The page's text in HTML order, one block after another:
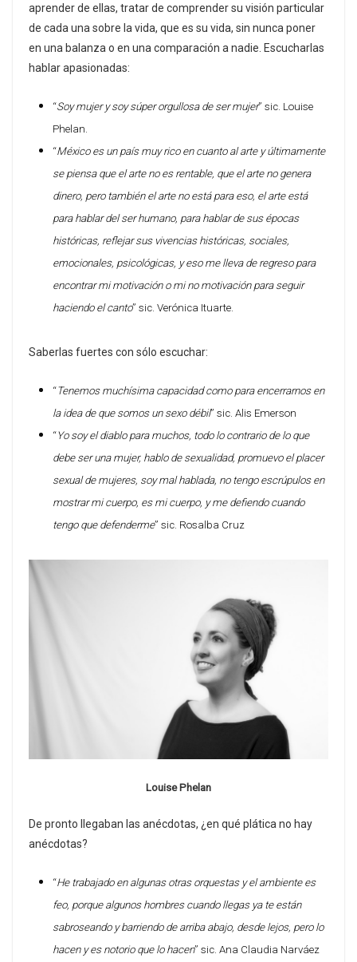
aprender de ellas, tratar de comprender su visión particular
de cada una sobre la vida, que es su vida, sin nunca poner
en una balanza o en una comparación a nadie. Escucharlas
hablar apasionadas:
“Soy mujer y soy súper orgullosa de ser mujer” sic. Louise
Phelan.
“México es un país muy rico en cuanto al arte y últimamente
se piensa que el arte no es rentable, que el arte no genera
dinero, pero también el arte no está para eso, el arte está
para hablar del ser humano, para hablar de sus épocas
históricas, reflejar sus vivencias históricas, sociales,
emocionales, psicológicas, y eso me lleva de regreso para
encontrar mi motivación o mi no motivación para seguir
haciendo el canto” sic. Verónica Ituarte.
Saberlas fuertes con sólo escuchar:
“Tenemos muchísima capacidad como para encerrarnos en
la idea de que somos un sexo débil” sic. Alis Emerson
“Yo soy el diablo para muchos, todo lo contrario de lo que
debe ser una mujer, hablo de sexualidad, promuevo el placer
sexual de mujeres, soy mal hablada, no tengo escrúpulos en
mostrar mi cuerpo, es mi cuerpo, y me defiendo cuando
tengo que defenderme” sic. Rosalba Cruz
Louise Phelan
De pronto llegaban las anécdotas, ¿en qué plática no hay
anécdotas?
“He trabajado en algunas otras orquestas y el ambiente es
feo, porque algunos hombres cuando llegas ya te están
sabroseando y barriendo de arriba abajo, desde lejos, pero lo
hacen y es notorio que lo hacen” sic. Ana Claudia Narváez